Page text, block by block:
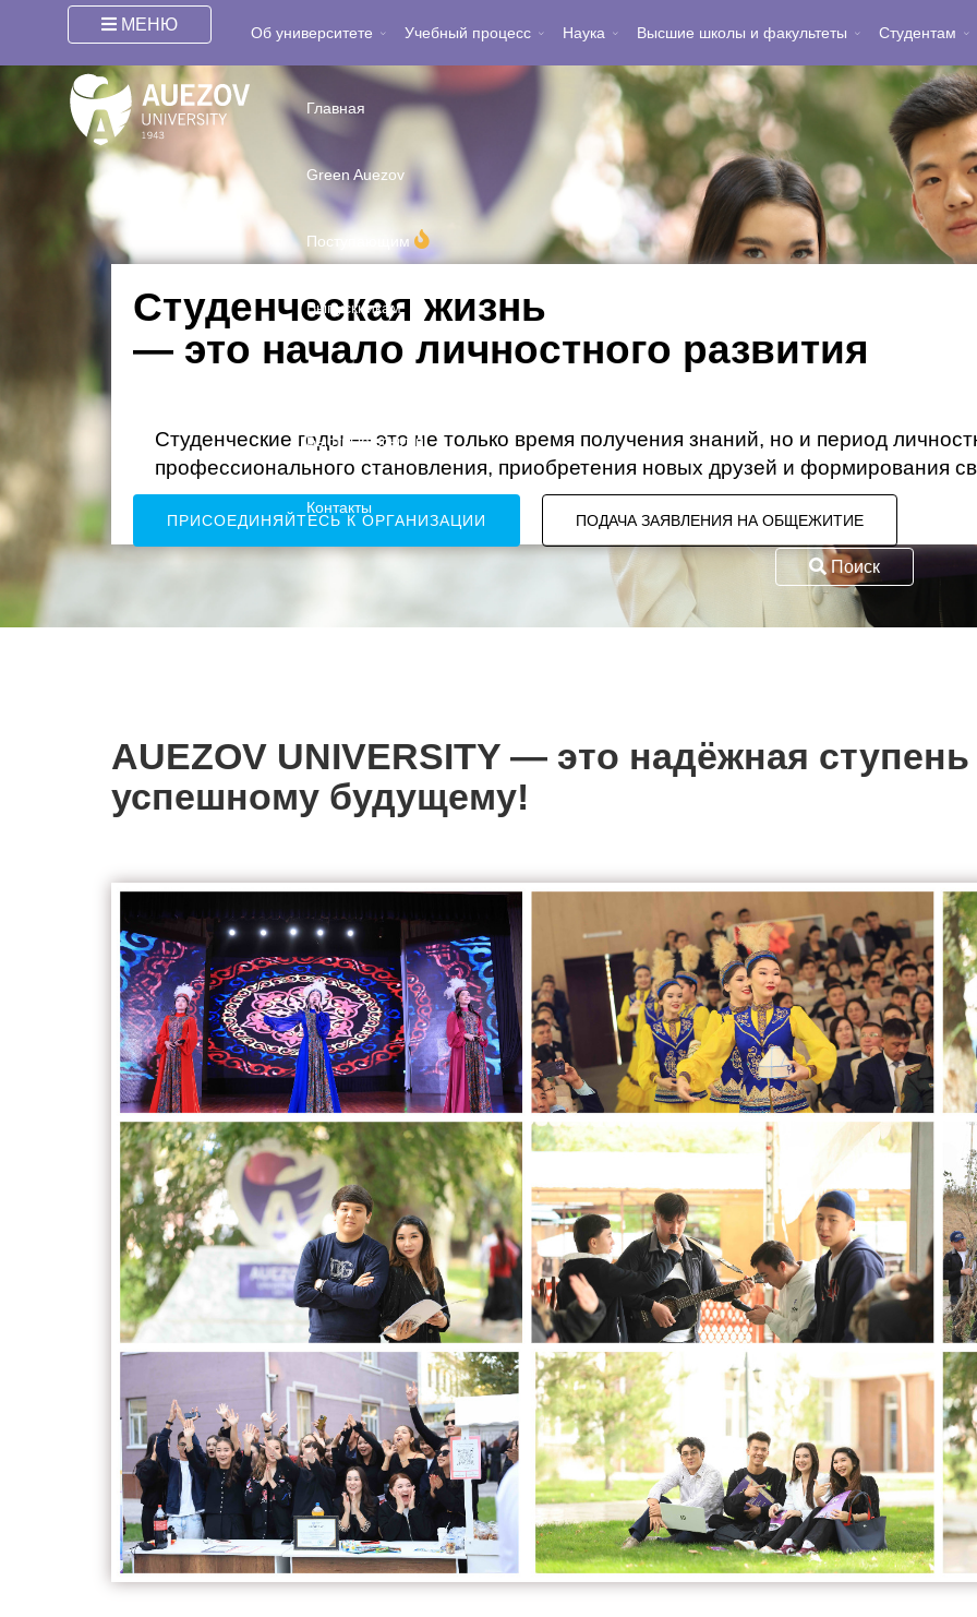
МЕНЮ Об университете Учебный процесс Наука Высшие школы и факультеты Студентам
Главная
Green Auezov
Поступающим
Выпускникам
Быстрые ссылки
Контакты
Поиск
Вы здесь: Главная / Студентам
Студенческая жизнь
— это начало личностного развития
Студенческие годы — это не только время получения знаний, но и период
профессионального становления, приобретения новых друзей и формирования
ПРИСОЕДИНЯЙТЕСЬ К ОРГАНИЗАЦИИ ПОДАЧА ЗАЯВЛЕНИЯ НА ОБЩЕЖИТИЕ
AUEZOV UNIVERSITY — это надёжная
успешному будущему!